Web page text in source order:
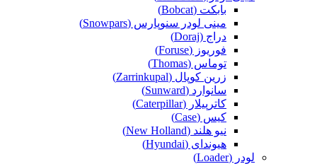
بابکت (Bobcat)
مینی لودر سنوپارس (Snowpars)
دراج (Doraj)
فوریوز (Foruse)
توماس (Thomas)
زرین کوپال (Zarrinkupal)
سانوارد (Sunward)
کاترپیلار (Caterpillar)
کیس (Case)
نیو هلند (New Holland)
هیوندای (Hyundai)
لودر (Loader)